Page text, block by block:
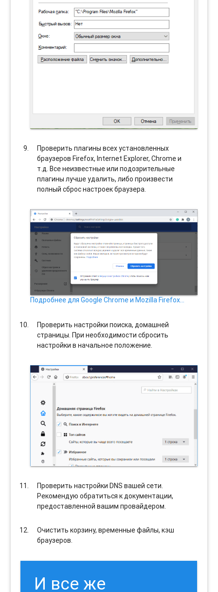
Проверить плагины всех установленных
браузеров Firefox, Internet Explorer, Chrome и
т.д. Все неизвестные или подозрительные
плагины лучше удалить, либо произвести
полный сброс настроек браузера.
Подробнее для Google Chrome и Mozilla Firefox…
Проверить настройки поиска, домашней
страницы. При необходимости сбросить
настройки в начальное положение.
Проверить настройки DNS вашей сети.
Рекомендую обратиться к документации,
предоставленной вашим провайдером.
Очистить корзину, временные файлы, кэш
браузеров.
И все же